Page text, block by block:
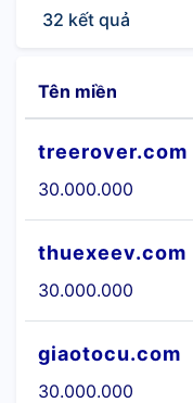
32 kết quả
Tên miền
treerover.com
30.000.000
thuexeev.com
30.000.000
giaotocu.com
30.000.000